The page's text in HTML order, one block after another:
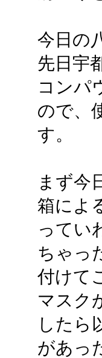
今日の
先日宇
コンパ
ので、
す。
まず今
箱によ
ってい
ちゃっ
付けて
マスク
したら
があっ